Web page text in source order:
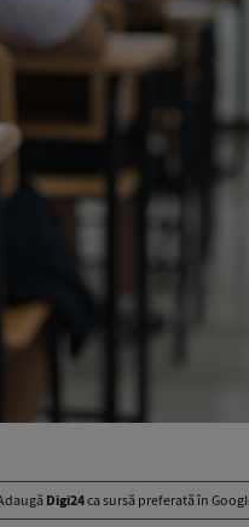
Digi24ca sursă preferată în